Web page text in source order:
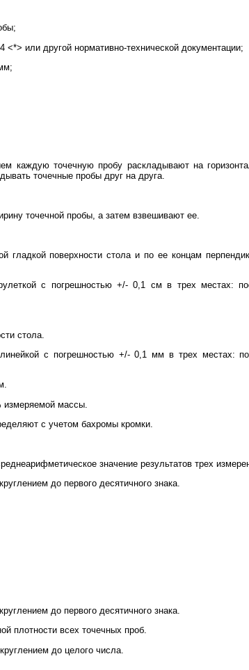
или другой нормативно-технической документации;
каждую точечную пробу раскладывают на
точечные пробы друг на друга.
точечной пробы, а затем взвешивают ее.
гладкой поверхности стола и по ее концам
с погрешностью +/- 0,1 см в трех местах:
стола.
с погрешностью +/- 0,1 мм в трех местах:
массы.
с учетом бахромы кромки.
значение результатов трех
до первого десятичного знака.
до первого десятичного знака.
плотности всех точечных проб.
до целого числа.